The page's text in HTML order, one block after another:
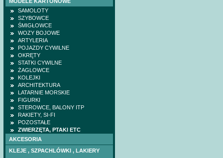
SAMOLOTY
SZYBOWCE
ŚMIGŁOWCE
WOZY BOJOWE
ARTYLERIA
POJAZDY CYWILNE
OKRĘTY
STATKI CYWILNE
ŻAGLOWCE
KOLEJKI
ARCHITEKTURA
LATARNIE MORSKIE
FIGURKI
STEROWCE, BALONY ITP
RAKIETY, SI-FI
POZOSTAŁE
ZWIERZĘTA, PTAKI ETC
AKCESORIA
KLEJE , SZPACHLÓWKI , LAKIERY